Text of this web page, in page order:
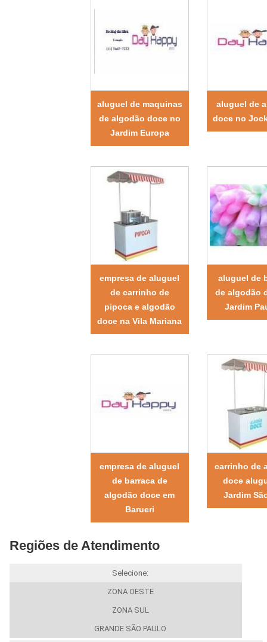
aluguel de maquinas
de algodão doce no
Jardim Europa
aluguel de
doce no
empresa de aluguel
de carrinho de
pipoca e algodão
doce na Vila Mariana
aluguel de
de algodão
Jardim
empresa de aluguel
de barraca de
algodão doce em
Barueri
carrinho de
doce
Jardim
Regiões de Atendimento
Selecione:
ZONA OESTE
ZONA SUL
GRANDE SÃO PAULO